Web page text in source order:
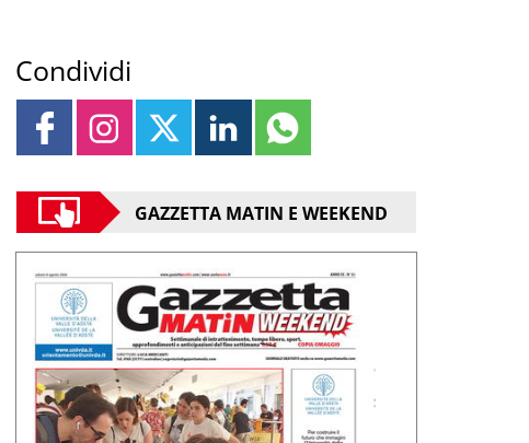
Condividi
GAZZETTA MATIN E WEEKEND